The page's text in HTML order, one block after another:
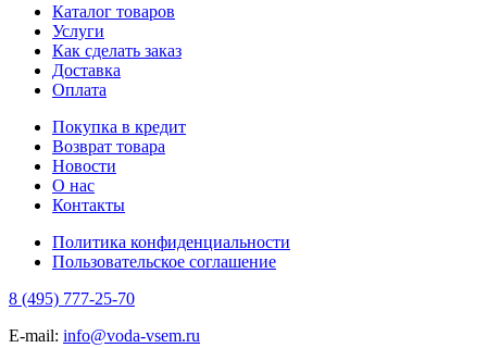
Каталог товаров
Услуги
Как сделать заказ
Доставка
Оплата
Покупка в кредит
Возврат товара
Новости
О нас
Контакты
Политика конфиденциальности
Пользовательское соглашение
8 (495) 777-25-70
E-mail: info@voda-vsem.ru